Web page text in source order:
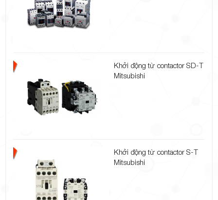
Khởi động từ contactor SD-T
Mitsubishi
Khởi động từ contactor S-T
Mitsubishi